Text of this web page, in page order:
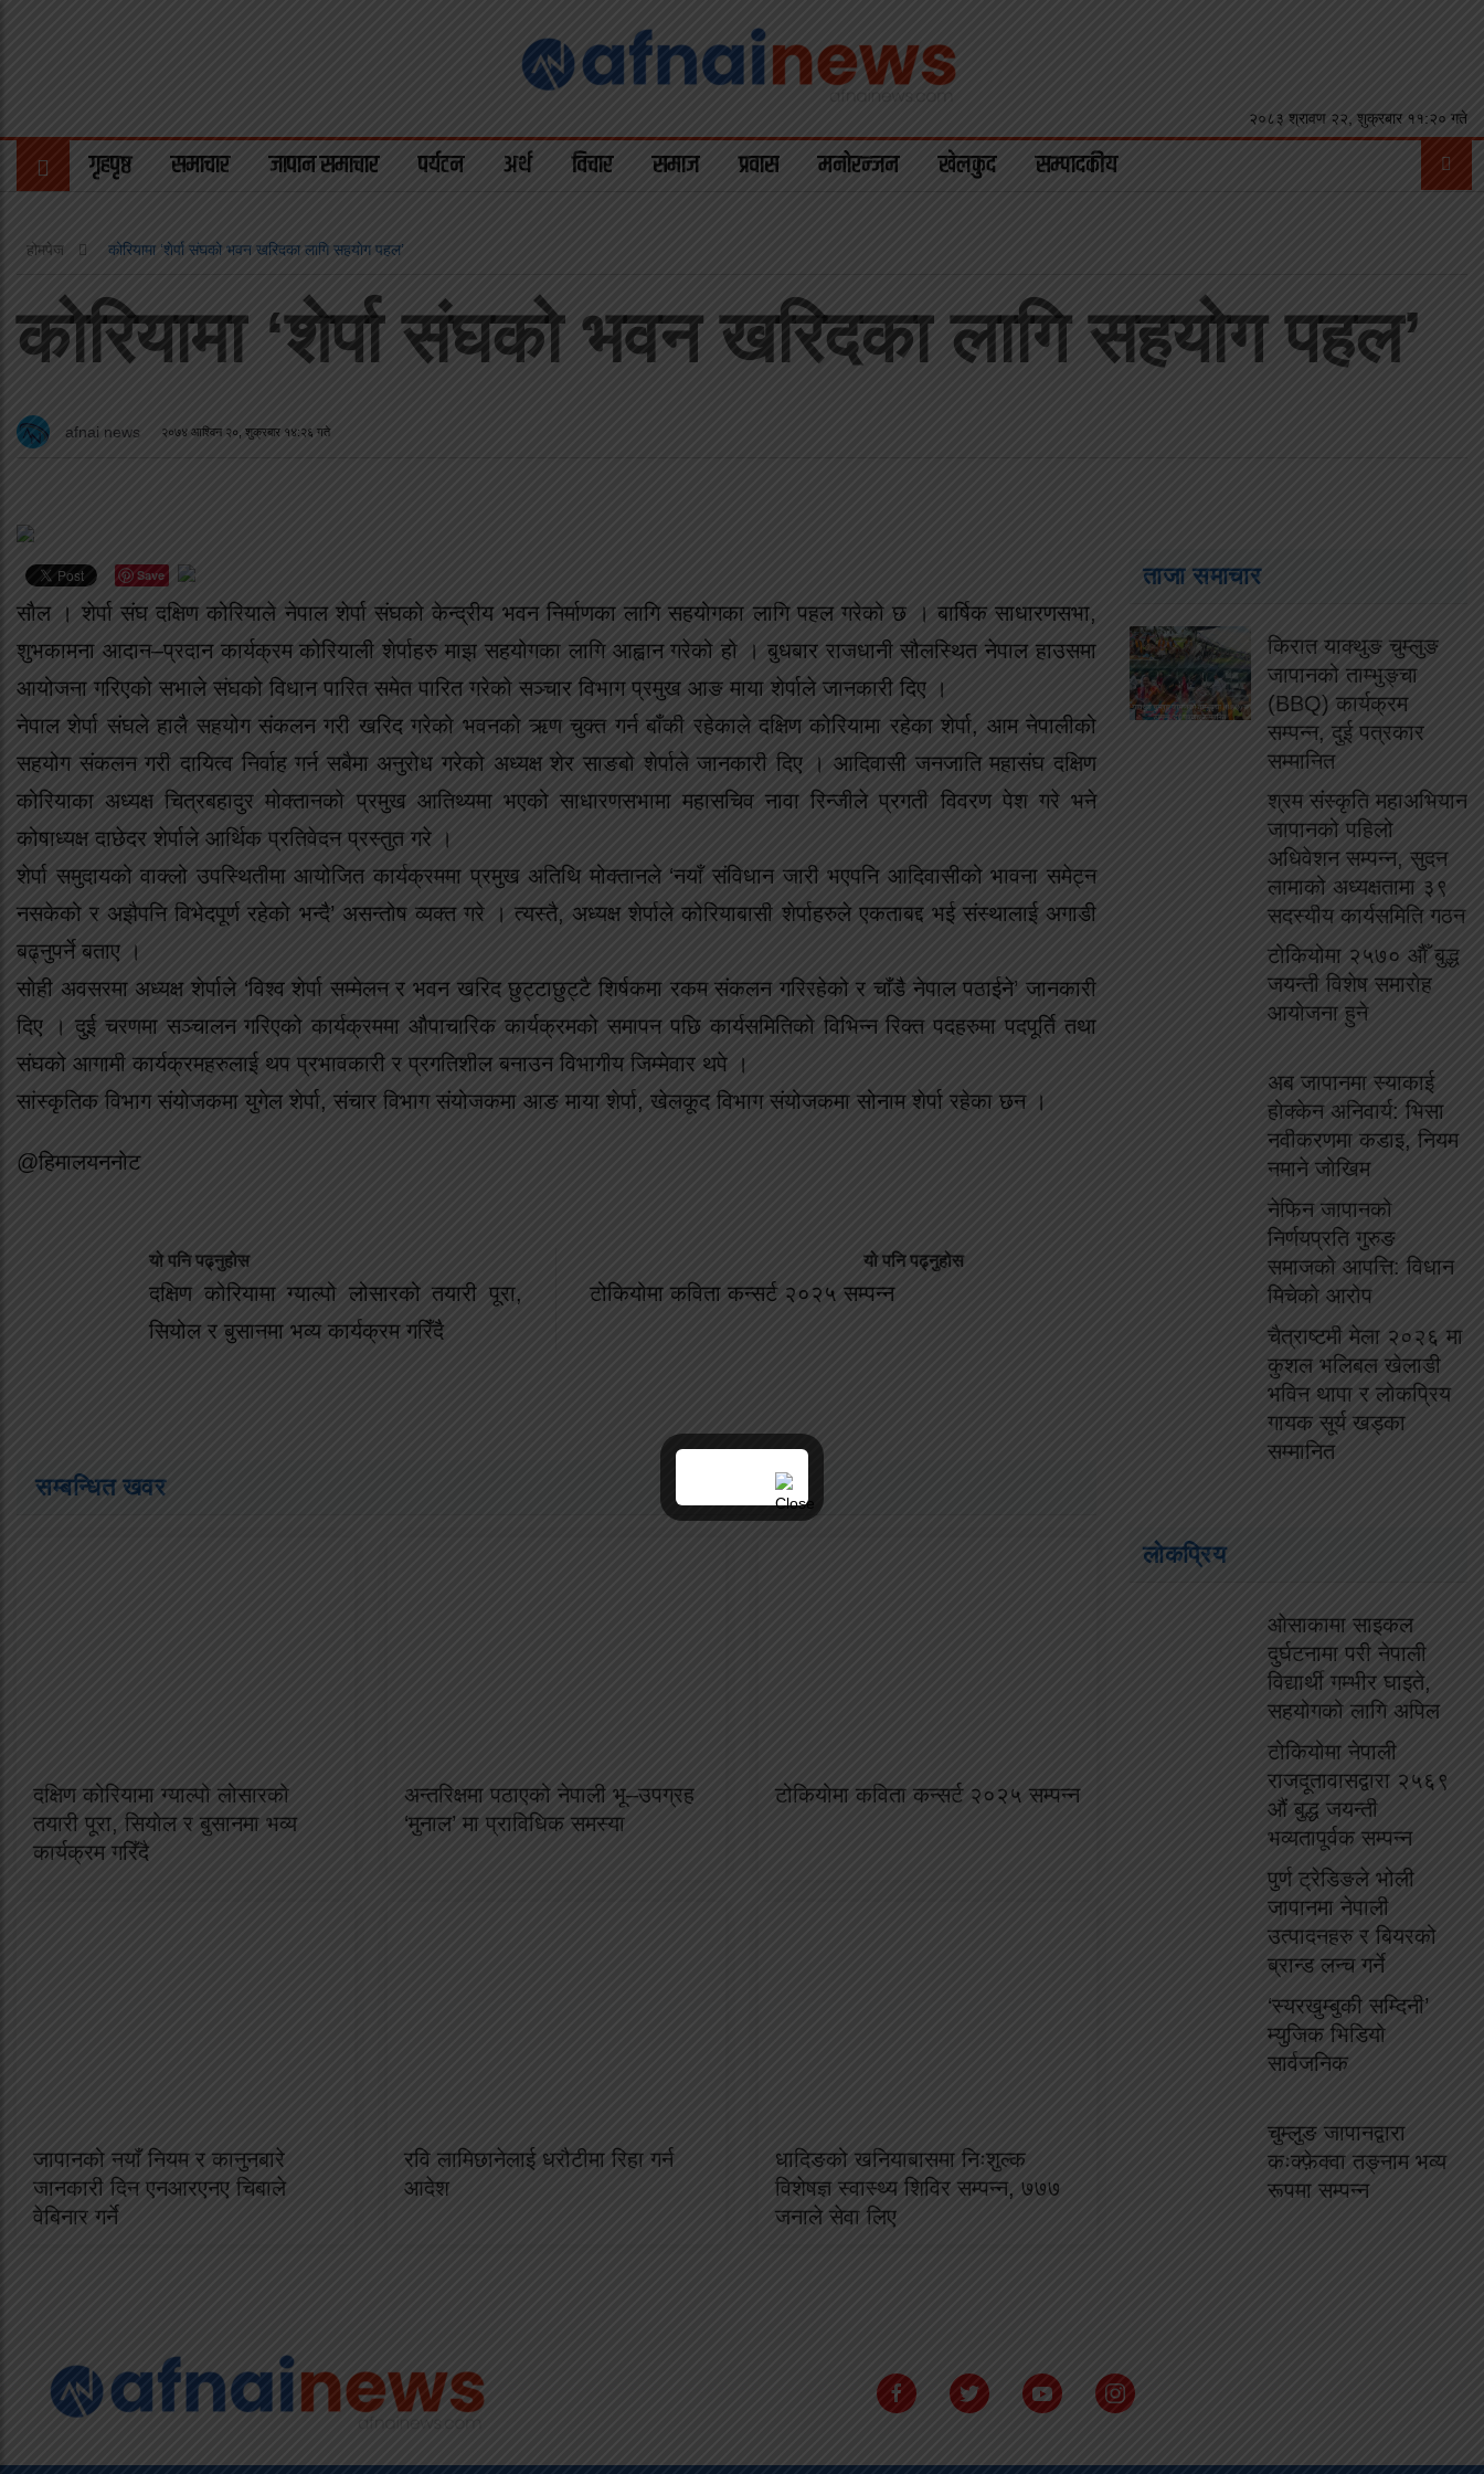
२०८३ श्रावण २२, शुक्रबार ११:२० गते
गृहपृष्ठ समाचार जापान समाचार पर्यटन अर्थ विचार समाज प्रवास मनोरन्जन खेलकुद सम्पादकीय
होमपेज कोरियामा ‘शेर्पा संघको भवन खरिदका लागि सहयोग पहल’
कोरियामा ‘शेर्पा संघको भवन खरिदका लागि सहयोग पहल’
afnai news २०७४ आश्विन २०, शुक्रबार १४:२६ गते
Save
सौल । शेर्पा संघ दक्षिण कोरियाले नेपाल शेर्पा संघको केन्द्रीय भवन निर्माणका लागि सहयोगका लागि पहल गरेको छ । बार्षिक साधारणसभा,
शुभकामना आदान–प्रदान कार्यक्रम कोरियाली शेर्पाहरु माझ सहयोगका लागि आह्वान गरेको हो । बुधबार राजधानी सौलस्थित नेपाल हाउसमा
आयोजना गरिएको सभाले संघको विधान पारित समेत पारित गरेको सञ्चार विभाग प्रमुख आङ माया शेर्पाले जानकारी दिए ।
नेपाल शेर्पा संघले हालै सहयोग संकलन गरी खरिद गरेको भवनको ऋण चुक्त गर्न बाँकी रहेकाले दक्षिण कोरियामा रहेका शेर्पा, आम नेपालीको
सहयोग संकलन गरी दायित्व निर्वाह गर्न सबैमा अनुरोध गरेको अध्यक्ष शेर साङबो शेर्पाले जानकारी दिए । आदिवासी जनजाति महासंघ दक्षिण
कोरियाका अध्यक्ष चित्रबहादुर मोक्तानको प्रमुख आतिथ्यमा भएको साधारणसभामा महासचिव नावा रिन्जीले प्रगती विवरण पेश गरे भने
कोषाध्यक्ष दाछेदर शेर्पाले आर्थिक प्रतिवेदन प्रस्तुत गरे ।
शेर्पा समुदायको वाक्लो उपस्थितीमा आयोजित कार्यक्रममा प्रमुख अतिथि मोक्तानले ‘नयाँ संविधान जारी भएपनि आदिवासीको भावना समेट्न
नसकेको र अझैपनि विभेदपूर्ण रहेको भन्दै’ असन्तोष व्यक्त गरे । त्यस्तै, अध्यक्ष शेर्पाले कोरियाबासी शेर्पाहरुले एकताबद्द भई संस्थालाई अगाडी
बढ्नुपर्ने बताए ।
सोही अवसरमा अध्यक्ष शेर्पाले ‘विश्व शेर्पा सम्मेलन र भवन खरिद छुट्टाछुट्टै शिर्षकमा रकम संकलन गरिरहेको र चाँडै नेपाल पठाईने’ जानकारी
दिए । दुई चरणमा सञ्चालन गरिएको कार्यक्रममा औपाचारिक कार्यक्रमको समापन पछि कार्यसमितिको विभिन्न रिक्त पदहरुमा पदपूर्ति तथा
संघको आगामी कार्यक्रमहरुलाई थप प्रभावकारी र प्रगतिशील बनाउन विभागीय जिम्मेवार थपे ।
सांस्कृतिक विभाग संयोजकमा युगेल शेर्पा, संचार विभाग संयोजकमा आङ माया शेर्पा, खेलकूद विभाग संयोजकमा सोनाम शेर्पा रहेका छन ।
@हिमालयननोट
यो पनि पढ्नुहोस
दक्षिण कोरियामा ग्याल्पो लोसारको तयारी पूरा,
सियोल र बुसानमा भव्य कार्यक्रम गरिँदै
यो पनि पढ्नुहोस
टोकियोमा कविता कन्सर्ट २०२५ सम्पन्न
सम्बन्धित खवर
दक्षिण कोरियामा ग्याल्पो लोसारको
तयारी पूरा, सियोल र बुसानमा भव्य
कार्यक्रम गरिँदै
अन्तरिक्षमा पठाएको नेपाली भू–उपग्रह
‘मुनाल’ मा प्राविधिक समस्या
टोकियोमा कविता कन्सर्ट २०२५ सम्पन्न
जापानको नयाँ नियम र कानुनबारे
जानकारी दिन एनआरएनए चिबाले
वेबिनार गर्ने
रवि लामिछानेलाई धरौटीमा रिहा गर्न
आदेश
धादिङको खनियाबासमा निःशुल्क
विशेषज्ञ स्वास्थ्य शिविर सम्पन्न, ७७७
जनाले सेवा लिए
ताजा समाचार
किरात याक्थुङ चुम्लुङ
जापानको ताम्भुङ्चा
(BBQ) कार्यक्रम
सम्पन्न, दुई पत्रकार
सम्मानित
श्रम संस्कृति महाअभियान
जापानको पहिलो
अधिवेशन सम्पन्न, सुदन
लामाको अध्यक्षतामा ३९
सदस्यीय कार्यसमिति गठन
टोकियोमा २५७० औँ बुद्ध
जयन्ती विशेष समारोह
आयोजना हुने
अब जापानमा स्याकाई
होक्केन अनिवार्य: भिसा
नवीकरणमा कडाइ, नियम
नमाने जोखिम
नेफिन जापानको
निर्णयप्रति गुरुङ
समाजको आपत्ति: विधान
मिचेको आरोप
चैत्राष्टमी मेला २०२६ मा
कुशल भलिबल खेलाडी
भविन थापा र लोकप्रिय
गायक सूर्य खड्का
सम्मानित
लोकप्रिय
ओसाकामा साइकल
दुर्घटनामा परी नेपाली
विद्यार्थी गम्भीर घाइते,
सहयोगको लागि अपिल
टोकियोमा नेपाली
राजदूतावासद्वारा २५६९
औं बुद्ध जयन्ती
भव्यतापूर्वक सम्पन्न
पुर्ण ट्रेडिङले भोली
जापानमा नेपाली
उत्पादनहरु र बियरको
ब्रान्ड लन्च गर्ने
‘स्यरखुम्बुकी सम्दिनी’
म्युजिक भिडियो
सार्वजनिक
चुम्लुङ जापानद्वारा
कःक्फ़ेक्वा तङ्नाम भव्य
रूपमा सम्पन्न